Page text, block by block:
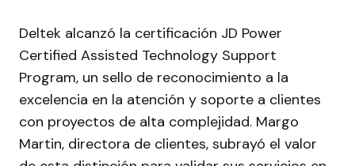
Deltek alcanzó la certificación JD Power
Certified Assisted Technology Support
Program, un sello de reconocimiento a la
excelencia en la atención y soporte a clientes
con proyectos de alta complejidad. Margo
Martin, directora de clientes, subrayó el valor